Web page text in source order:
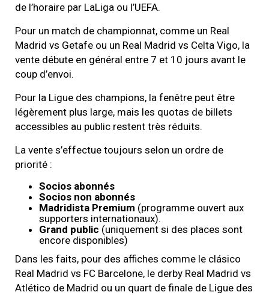
de l’horaire par LaLiga ou l’UEFA.
Pour un match de championnat, comme un Real
Madrid vs Getafe ou un Real Madrid vs Celta Vigo, la
vente débute en général entre 7 et 10 jours avant le
coup d’envoi.
Pour la Ligue des champions, la fenêtre peut être
légèrement plus large, mais les quotas de billets
accessibles au public restent très réduits.
La vente s’effectue toujours selon un ordre de
priorité :
Socios abonnés
Socios non abonnés
Madridista Premium (programme ouvert aux
supporters internationaux).
Grand public (uniquement si des places sont
encore disponibles)
Dans les faits, pour des affiches comme le clásico
Real Madrid vs FC Barcelone, le derby Real Madrid vs
Atlético de Madrid ou un quart de finale de Ligue des